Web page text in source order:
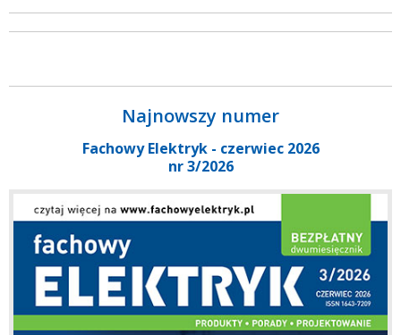
Najnowszy numer
Fachowy Elektryk - czerwiec 2026
nr 3/2026